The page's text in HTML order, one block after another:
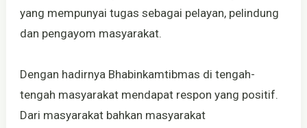
yang mempunyai tugas sebagai pelayan, pelindung
dan pengayom masyarakat.
Dengan hadirnya Bhabinkamtibmas di tengah-
tengah masyarakat mendapat respon yang positif.
Dari masyarakat bahkan masyarakat